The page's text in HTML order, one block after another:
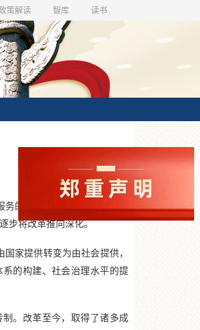
策解读 智库 读书
的质量和效率，实现公共服
步将改革推向深化。
家提供转变为由社会提供，
的构建、社会治理水平的提
。改革至今，取得了诸多成